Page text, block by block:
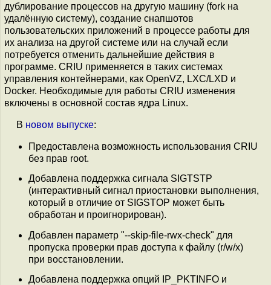
дублирование процессов на другую машину (fork на
удалённую систему), создание снапшотов
пользовательских приложений в процессе работы для
их анализа на другой системе или на случай если
потребуется отменить дальнейшие действия в
программе. CRIU применяется в таких системах
управления контейнерами, как OpenVZ, LXC/LXD и
Docker. Необходимые для работы CRIU изменения
включены в основной состав ядра Linux.
В новом выпуске:
Предоставлена возможность использования CRIU
без прав root.
Добавлена поддержка сигнала SIGTSTP
(интерактивный сигнал приостановки выполнения,
который в отличие от SIGSTOP может быть
обработан и проигнорирован).
Добавлен параметр "--skip-file-rwx-check" для
пропуска проверки прав доступа к файлу (r/w/x)
при восстановлении.
Добавлена поддержка опций IP_PKTINFO и